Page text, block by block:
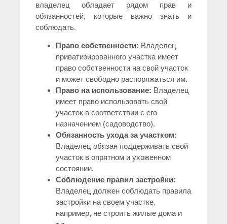
владелец обладает рядом прав и
обязанностей, которые важно знать и
соблюдать.
Право собственности: Владелец
приватизированного участка имеет
право собственности на свой участок
и может свободно распоряжаться им.
Право на использование: Владелец
имеет право использовать свой
участок в соответствии с его
назначением (садоводство).
Обязанность ухода за участком:
Владелец обязан поддерживать свой
участок в опрятном и ухоженном
состоянии.
Соблюдение правил застройки:
Владелец должен соблюдать правила
застройки на своем участке,
например, не строить жилые дома и